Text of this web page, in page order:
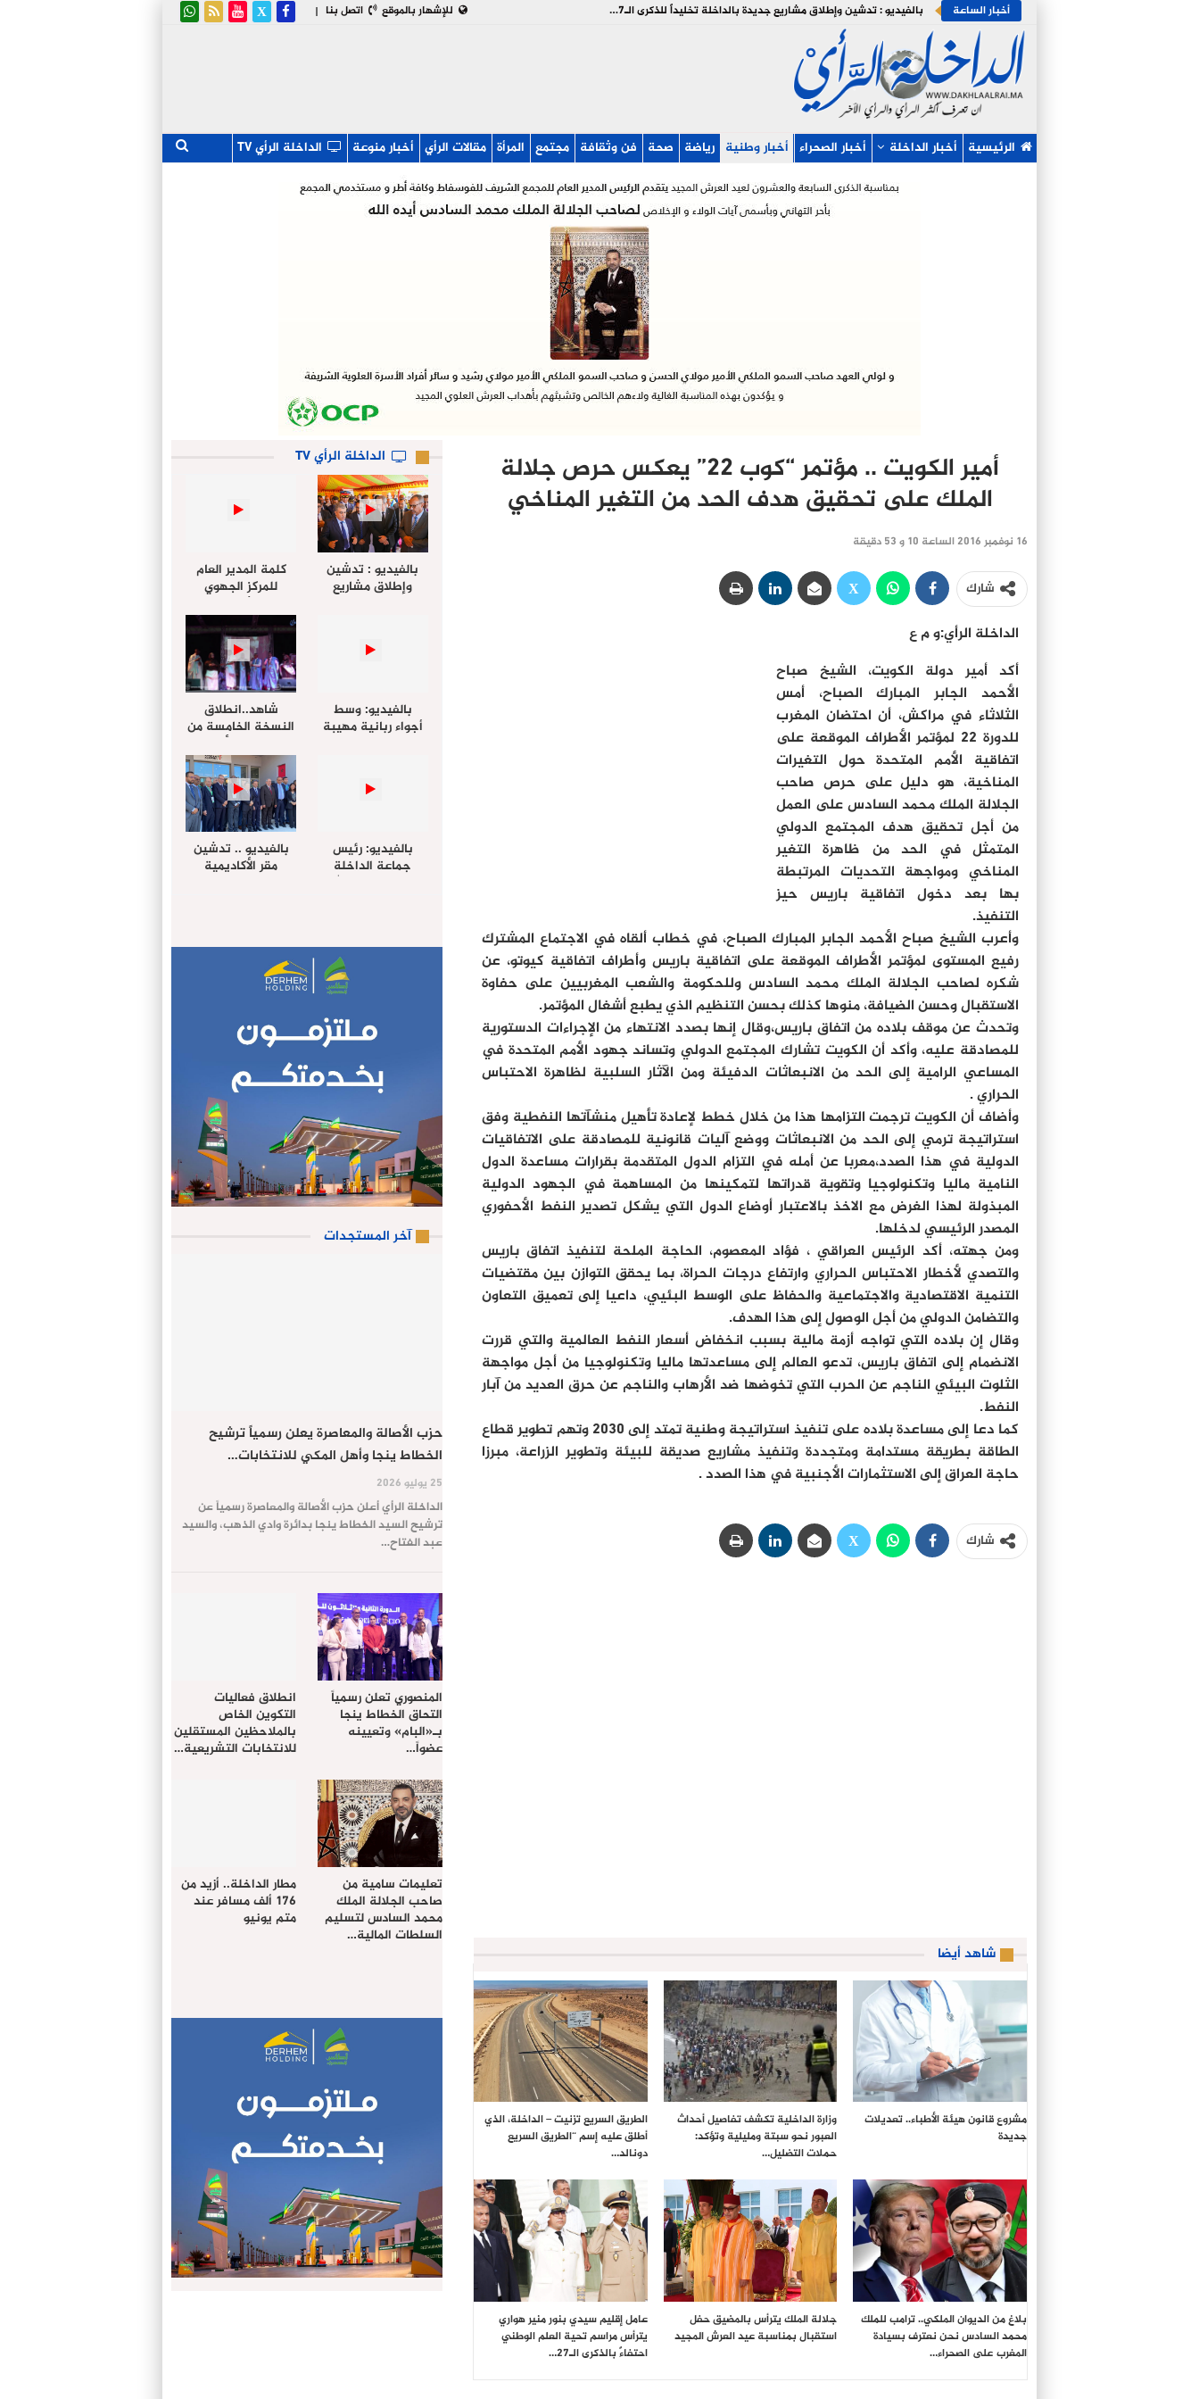
| اتصل بنا للإشهار بالموقع أخبار الساعة بالفيديو : تدشين وإطلاق مشاريع جديدة بالداخلة تخليداً للذكرى الـ27 لعيد العرش
الرئيسية أخبار الداخلة أخبار الصحراء أخبار وطنية رياضة صحة فن وثقافة مجتمع المرأة مقالات الرأي أخبار منوعة الداخلة الرأي TV
أمير الكويت .. مؤتمر “كوب 22” يعكس حرص جلالة
الملك على تحقيق هدف الحد من التغير المناخي
16 نوفمبر 2016 الساعة 10 و 53 دقيقة
شارك
الداخلة الرأي:و م ع
أكد أمير دولة الكويت، الشيخ صباح
الأحمد الجابر المبارك الصباح، أمس
الثلاثاء في مراكش، أن احتضان المغرب
للدورة 22 لمؤتمر الأطراف الموقعة على
اتفاقية الأمم المتحدة حول التغيرات
المناخية، هو دليل على حرص صاحب
الجلالة الملك محمد السادس على العمل
من أجل تحقيق هدف المجتمع الدولي
المتمثل في الحد من ظاهرة التغير
المناخي ومواجهة التحديات المرتبطة
بها بعد دخول اتفاقية باريس حيز
التنفيذ.
وأعرب الشيخ صباح الأحمد الجابر المبارك الصباح، في خطاب ألقاه في الاجتماع المشترك
رفيع المستوى لمؤتمر الأطراف الموقعة على اتفاقية باريس وأطراف اتفاقية كيوتو، عن
شكره لصاحب الجلالة الملك محمد السادس وللحكومة والشعب المغربيين على حفاوة
الاستقبال وحسن الضيافة، منوها كذلك بحسن التنظيم الذي يطبع أشغال المؤتمر.
وتحدث عن موقف بلاده من اتفاق باريس،وقال إنها بصدد الانتهاء من الإجراءات الدستورية
للمصادقة عليه، وأكد أن الكويت تشارك المجتمع الدولي وتساند جهود الأمم المتحدة في
المساعي الرامية إلى الحد من الانبعاثات الدفيئة ومن الآثار السلبية لظاهرة الاحتباس
الحراري .
وأضاف أن الكويت ترجمت التزامها هذا من خلال خطط لإعادة تأهيل منشآتها النفطية وفق
استراتيجة ترمي إلى الحد من الانبعاثات ووضع آليات قانونية للمصادقة على الاتفاقيات
الدولية في هذا الصدد،معربا عن أمله في التزام الدول المتقدمة بقرارات مساعدة الدول
النامية ماليا وتكنولوجيا وتقوية قدراتها لتمكينها من المساهمة في الجهود الدولية
المبذولة لهذا الغرض مع الاخذ بالاعتبار أوضاع الدول التي يشكل تصدير النفط الأحفوري
المصدر الرئيسي لدخلها.
ومن جهته، أكد الرئيس العراقي ، فؤاد المعصوم، الحاجة الملحة لتنفيذ اتفاق باريس
والتصدي لأخطار الاحتباس الحراري وارتفاع درجات الحراة، بما يحقق التوازن بين مقتضيات
التنمية الاقتصادية والاجتماعية والحفاظ على الوسط البئيي، داعيا إلى تعميق التعاون
والتضامن الدولي من أجل الوصول إلى هذا الهدف.
وقال إن بلاده التي تواجه أزمة مالية بسبب انخفاض أسعار النفط العالمية والتي قررت
الانضمام إلى اتفاق باريس، تدعو العالم إلى مساعدتها ماليا وتكنولوجيا من أجل مواجهة
الثلوت البيئي الناجم عن الحرب التي تخوضها ضد الأرهاب والناجم عن حرق العديد من آبار
النفط.
كما دعا إلى مساعدة بلاده على تنفيذ استراتيجة وطنية تمتد إلى 2030 وتهم تطوير قطاع
الطاقة بطريقة مستدامة ومتجددة وتنفيذ مشاريع صديقة للبيئة وتطوير الزراعة، مبرزا
حاجة العراق إلى الاستثمارات الأجنبية في هذا الصدد .
شارك
شاهد أيضا
مشروع قانون هيئة الأطباء.. تعديلات
جديدة
وزارة الداخلية تكشف تفاصيل أحداث
العبور نحو سبتة ومليلية وتؤكد:
حملات التضليل…
الطريق السريع تزنيت – الداخلة، الذي
أطلق عليه إسم “الطريق السريع
دونالد…
بلاغ من الديوان الملكي.. ترامب للملك
محمد السادس نحن نعترف بسيادة
المغرب على الصحراء…
جلالة الملك يترأس بالمضيق حفل
استقبال بمناسبة عيد العرش المجيد
عامل إقليم سيدي بنور منير هواري
يترأس مراسم تحية العلم الوطني
احتفاءً بالذكرى الـ27…
الداخلة الرأي TV
بالفيديو : تدشين
وإطلاق مشاريع
كلمة المدير العام
للمركز الجهوي
للإستثمار خلال
أشغال لإجتماع
التقييمي للجنة
الجهوية الموحد
لإستثمار بجهة
الداخلة…
بالفيديو: وسط
أجواء ربانية مهيبة
جموع المصلين
شاهد..انطلاق
النسخة الخامسة من
مهرجان “الأمداح
النبوية” المنظم من
طرف مجلس جهة
الداخلة وادي الذهب
بالفيديو: رئيس
جماعة الداخلة
الراغب حرمة الله
الامريكية
بالفيديو .. تدشين
مقر الأكاديمية
آخر المستجدات
حزب الأصالة والمعاصرة يعلن رسمياً ترشيح
الخطاط ينجا وأهل المكي للانتخابات…
25 يوليو 2026
الداخلة الرأي أعلن حزب الأصالة والمعاصرة رسمياً عن
ترشيح السيد الخطاط ينجا بدائرة وادي الذهب، والسيد
عبد الفتاح…
المنصوري تعلن رسمياً
التحاق الخطاط ينجا
بـ«البام» وتعيينه
عضواً…
انطلاق فعاليات
التكوين الخاص
بالملاحظين المستقلين
للانتخابات التشريعية…
تعليمات سامية من
صاحب الجلالة الملك
محمد السادس لتسليم
السلطات المالية…
مطار الداخلة.. أزيد من
176 ألف مسافر عند
متم يونيو